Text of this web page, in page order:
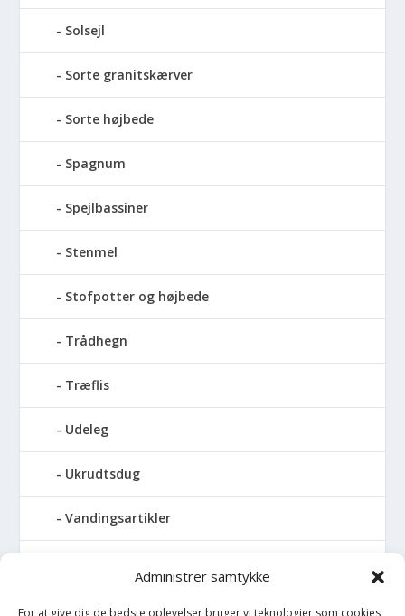
Administrer samtykke
For at give dig de bedste oplevelser bruger vi teknologier som cookies
Solsejl
Sorte granitskærver
Sorte højbede
Spagnum
Spejlbassiner
Stenmel
Stofpotter og højbede
Trådhegn
Træflis
Udeleg
Ukrudtsdug
Vandingsartikler
Vildthegn